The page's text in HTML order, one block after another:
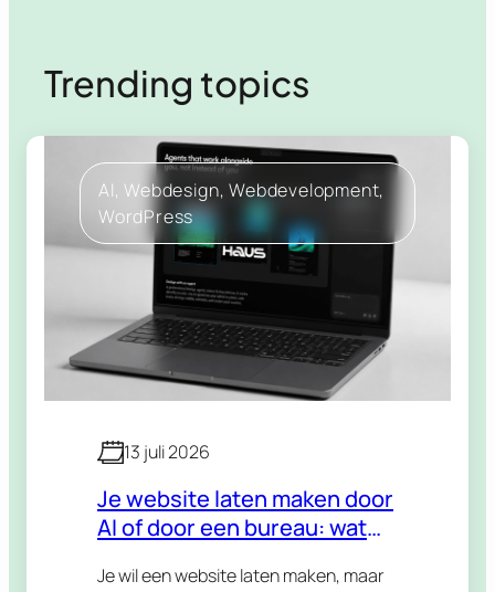
Trending topics
AI, Webdesign, Webdevelopment
WordPress
13 juli 2026
Je website laten maken door
AI of door een bureau: wat
Je wil een website laten maken, maar